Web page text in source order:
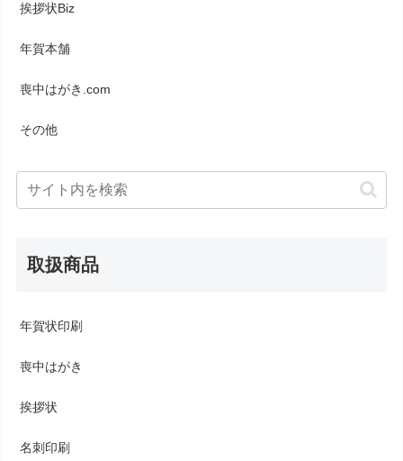
挨拶状Biz
年賀本舗
喪中はがき.com
その他
取扱商品
年賀状印刷
喪中はがき
挨拶状
名刺印刷